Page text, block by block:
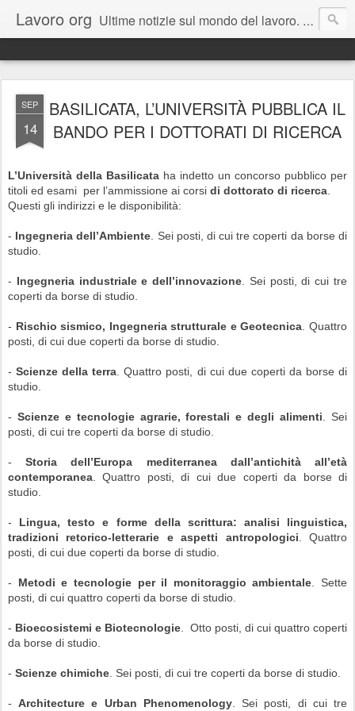
Lavoro org Ultime notizie sul mondo del lavoro. Un canale informativo dedicato ai giovani e a tutti coloro che sono in cerca di un lavoro. Il blog rappresenta una estensione del portale dedicato www.lavoro.org , su cui e' possibile trovare e candidarsi a migliaia di offerte pubblicate ogni giorno in Italia.
SEP
14
BASILICATA, L’UNIVERSITÀ PUBBLICA IL
BANDO PER I DOTTORATI DI RICERCA
L’Università della Basilicata ha indetto un concorso pubblico per
titoli ed esami per l’ammissione ai corsi di dottorato di ricerca
Questi gli indirizzi e le disponibilità:
- Ingegneria dell’Ambiente . Sei posti, di cui tre coperti da borse di
studio.
- Ingegneria industriale e dell’innovazione . Sei posti, di cui tre
coperti da borse di studio.
- Rischio sismico, Ingegneria strutturale e Geotecnica . Quattro
posti, di cui due coperti da borse di studio.
-Scienze della terra . Quattro posti, di cui due coperti da borse di
studio.
- Scienze e tecnologie agrarie, forestali e degli alimenti . Sei
posti, di cui tre coperti da borse di studio.
-Storia dell’Europa mediterranea dall’antichità all’età
contemporanea . Quattro posti, di cui due coperti da borse di
studio.
- Lingua, testo e forme della scrittura: analisi linguistica,
tradizioni retorico-letterarie e aspetti antropologici . Quattro
posti, di cui due coperti da borse di studio.
- Metodi e tecnologie per il monitoraggio ambientale . Sette
posti, di cui quattro coperti da borse di studio.
- Bioecosistemi e Biotecnologie . Otto posti, di cui quattro coperti
da borse di studio.
- Scienze chimiche . Sei posti, di cui tre coperti da borse di studio.
-Architecture e Urban Phenomenology. Sei posti, di cui tre